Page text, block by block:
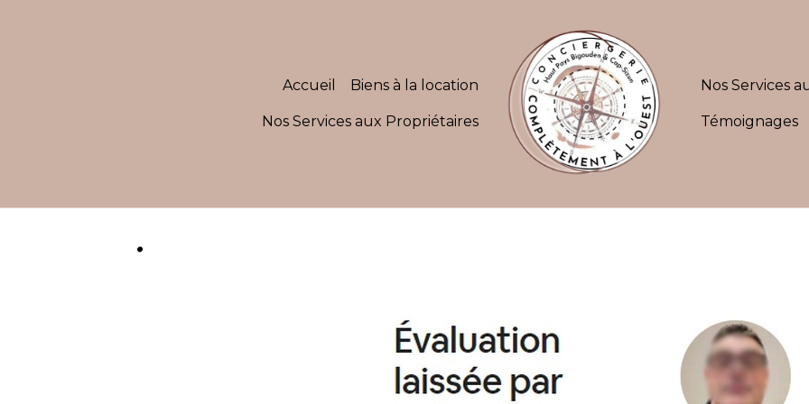
Accueil Biens à la location
Nos Services aux Propriétaires
Nos Services
Témoignages
.